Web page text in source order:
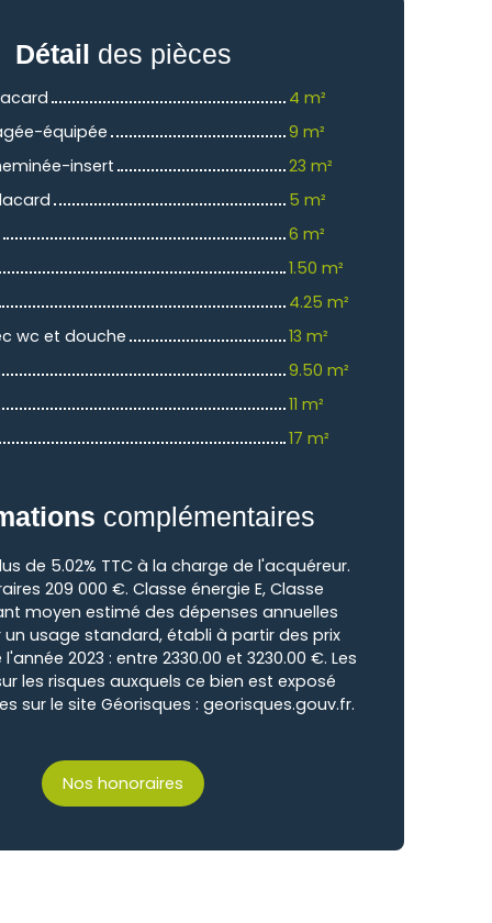
Détail des pièces
4 m²
équipée
9 m²
insert
23 m²
5 m²
6 m²
1.50 m²
4.25 m²
wc et douche
13 m²
9.50 m²
11 m²
17 m²
complémentaires
de 5.02% TTC à la charge de l'acquéreur.
209 000 €. Classe énergie E, Classe
moyen estimé des dépenses annuelles
un usage standard, établi à partir des prix
2023 : entre 2330.00 et 3230.00 €. Les
les risques auxquels ce bien est exposé
sur le site Géorisques : georisques.gouv.fr.
Nos honoraires